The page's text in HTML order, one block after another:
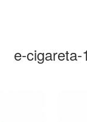
e-cigareta-1